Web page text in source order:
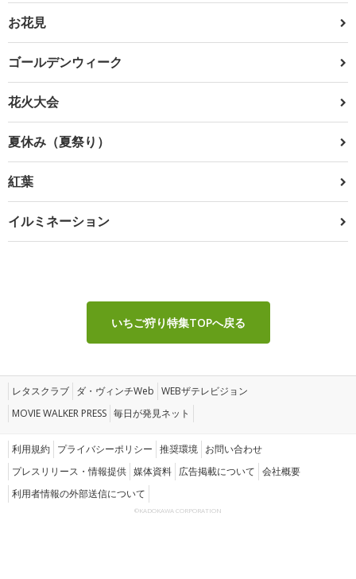
お花見
ゴールデンウィーク
花火大会
夏休み（夏祭り）
紅葉
イルミネーション
いちご狩り特集TOPへ戻る
レタスクラブ ダ・ヴィンチWeb WEBザテレビジョン
MOVIE WALKER PRESS 毎日が発見ネット
利用規約 プライバシーポリシー 推奨環境 お問い合わせ
プレスリリース・情報提供 媒体資料 広告掲載について 会社概要
利用者情報の外部送信について
©KADOKAWA CORPORATION